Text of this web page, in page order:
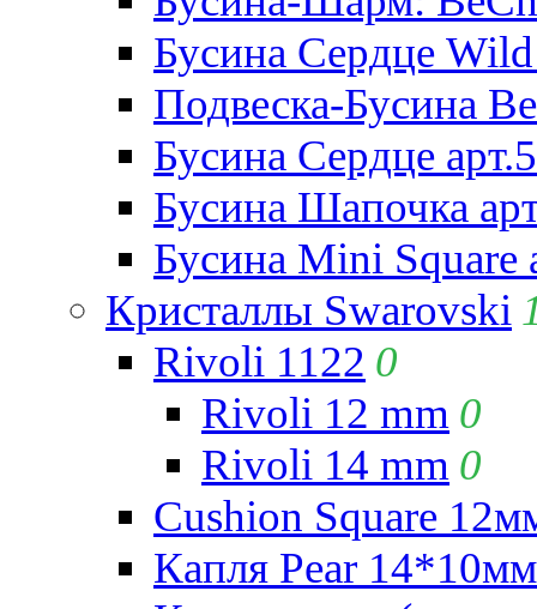
Бусина Сердце
Подвеска-Бусина
Бусина Сердце
Бусина Шапочка
Бусина Mini Square
Кристаллы Swarovski
Rivoli 1122 0
Rivoli 12 mm 0
Rivoli 14 mm 0
Cushion Square
Капля Pear